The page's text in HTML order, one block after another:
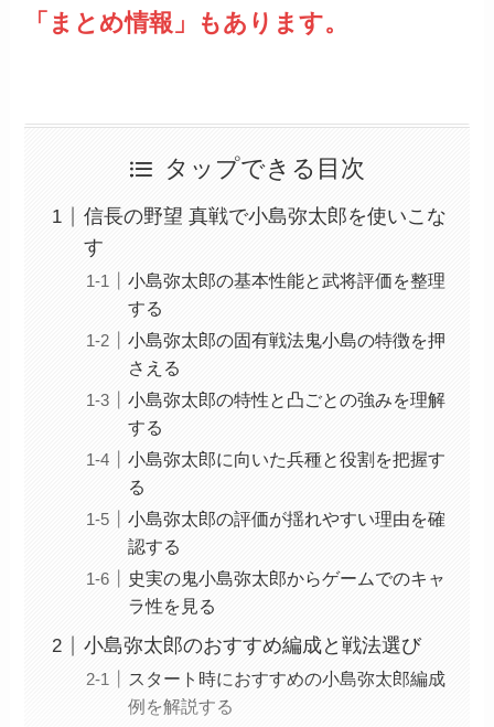
「まとめ情報」もあります。
タップできる目次
信長の野望 真戦で小島弥太郎を使いこな
す
小島弥太郎の基本性能と武将評価を整理
する
小島弥太郎の固有戦法鬼小島の特徴を押
さえる
小島弥太郎の特性と凸ごとの強みを理解
する
小島弥太郎に向いた兵種と役割を把握す
る
小島弥太郎の評価が揺れやすい理由を確
認する
史実の鬼小島弥太郎からゲームでのキャ
ラ性を見る
小島弥太郎のおすすめ編成と戦法選び
スタート時におすすめの小島弥太郎編成
例を解説する